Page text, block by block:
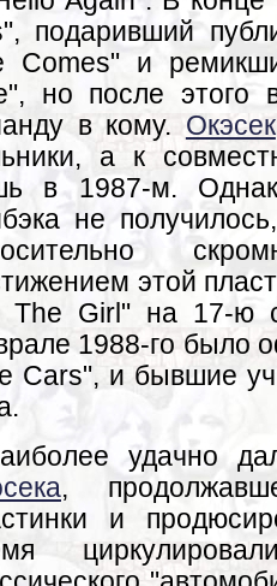
подаривший
Comes" и
но после этого
в кому. Окэсек
а к
в 1987-м.
не
этой
The Girl" на 17-ю
1988-го было
Cars", и бывшие
удачно
,
и